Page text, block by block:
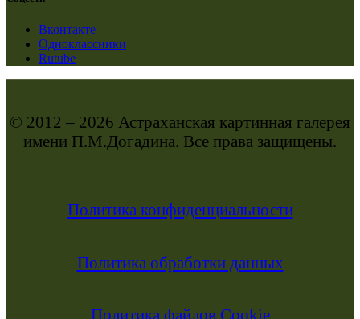
Вконтакте
Одноклассники
Rutube
© 2012 – 2026 Астраханская картинная галерея
имени П.М.Догадина. Все права защищены.
Политика конфиденциальности
Политика обработки данных
Политика файлов Cookie